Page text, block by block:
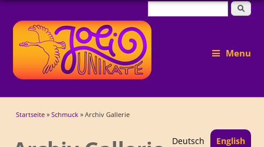
Suchformular Suche
Menu
Sie sind hier
Startseite »Schmuck » Archiv Gallerie
English
Deutsch